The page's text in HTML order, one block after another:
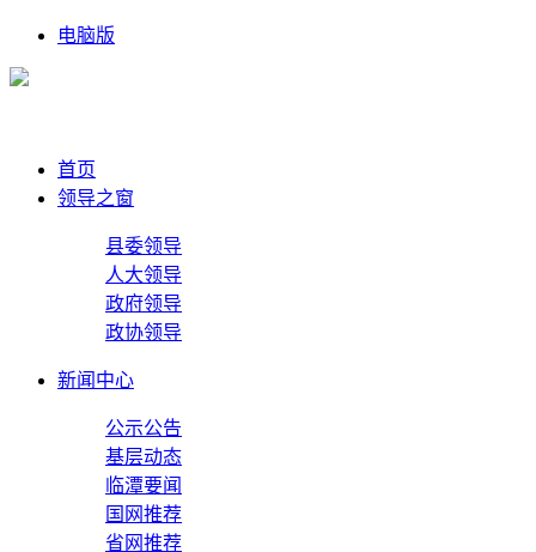
电脑版
首页
领导之窗
县委领导
人大领导
政府领导
政协领导
新闻中心
公示公告
基层动态
临潭要闻
国网推荐
省网推荐